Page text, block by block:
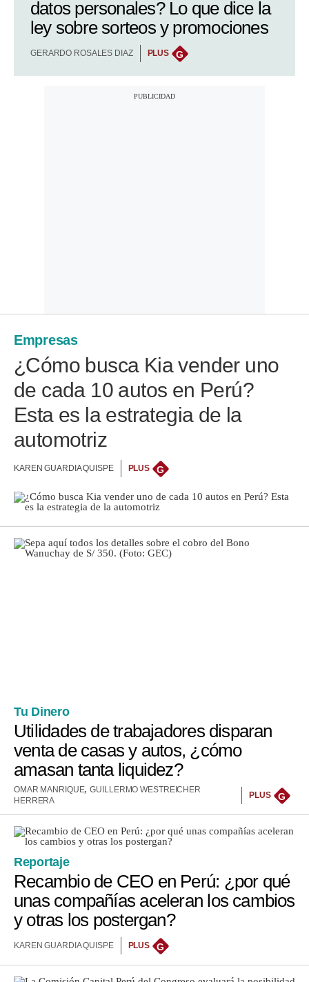
datos personales? Lo que dice la
ley sobre sorteos y promociones
GERARDO ROSALES DIAZ PLUS G
Empresas
¿Cómo busca Kia vender uno
de cada 10 autos en Perú?
Esta es la estrategia de la
automotriz
KAREN GUARDIA QUISPE PLUS G
Tu Dinero
Utilidades de trabajadores disparan
venta de casas y autos, ¿cómo
amasan tanta liquidez?
OMAR MANRIQUE,GUILLERMO WESTREICHER
HERRERA
PLUS G
Reportaje
Recambio de CEO en Perú: ¿por qué
unas compañías aceleran los cambios
y otras los postergan?
KAREN GUARDIA QUISPE PLUS G